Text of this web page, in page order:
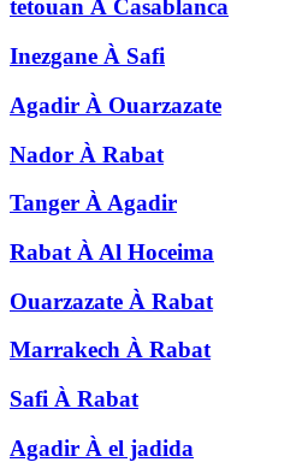
tetouan À Casablanca
Inezgane À Safi
Agadir À Ouarzazate
Nador À Rabat
Tanger ÀAgadir
Rabat À Al Hoceima
Ouarzazate À Rabat
Marrakech À Rabat
Safi À Rabat
Agadir À el jadida